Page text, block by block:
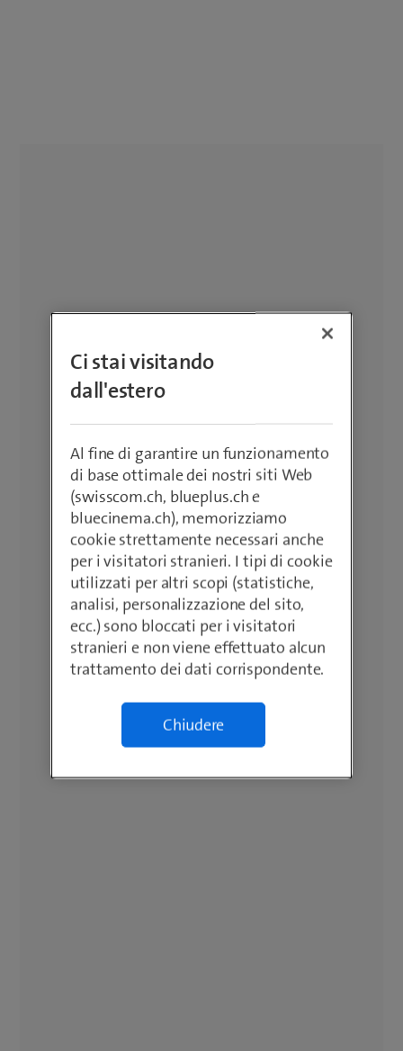
Ci stai visitando
dall'estero
Al fine di garantire un funzionamento
di base ottimale dei nostri siti Web
(swisscom.ch, blueplus.ch e
bluecinema.ch), memorizziamo
cookie strettamente necessari anche
per i visitatori stranieri. I tipi di cookie
utilizzati per altri scopi (statistiche,
analisi, personalizzazione del sito,
ecc.) sono bloccati per i visitatori
stranieri e non viene effettuato alcun
trattamento dei dati corrispondente.
Chiudere